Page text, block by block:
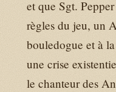
et que Sgt.
règles du jeu, un
bouledogue et à
une crise
le chanteur des